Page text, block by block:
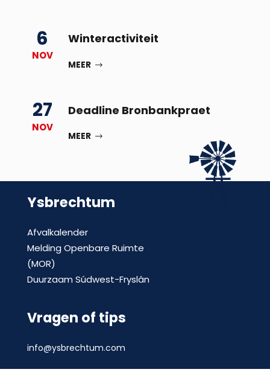
6
NOV
Winteractiviteit
MEER
27
NOV
Deadline Bronbankpraet
MEER
Ysbrechtum
Afvalkalender
Melding Openbare Ruimte
(MOR)
Duurzaam Súdwest-Fryslân
Vragen of tips
info@ysbrechtum.com